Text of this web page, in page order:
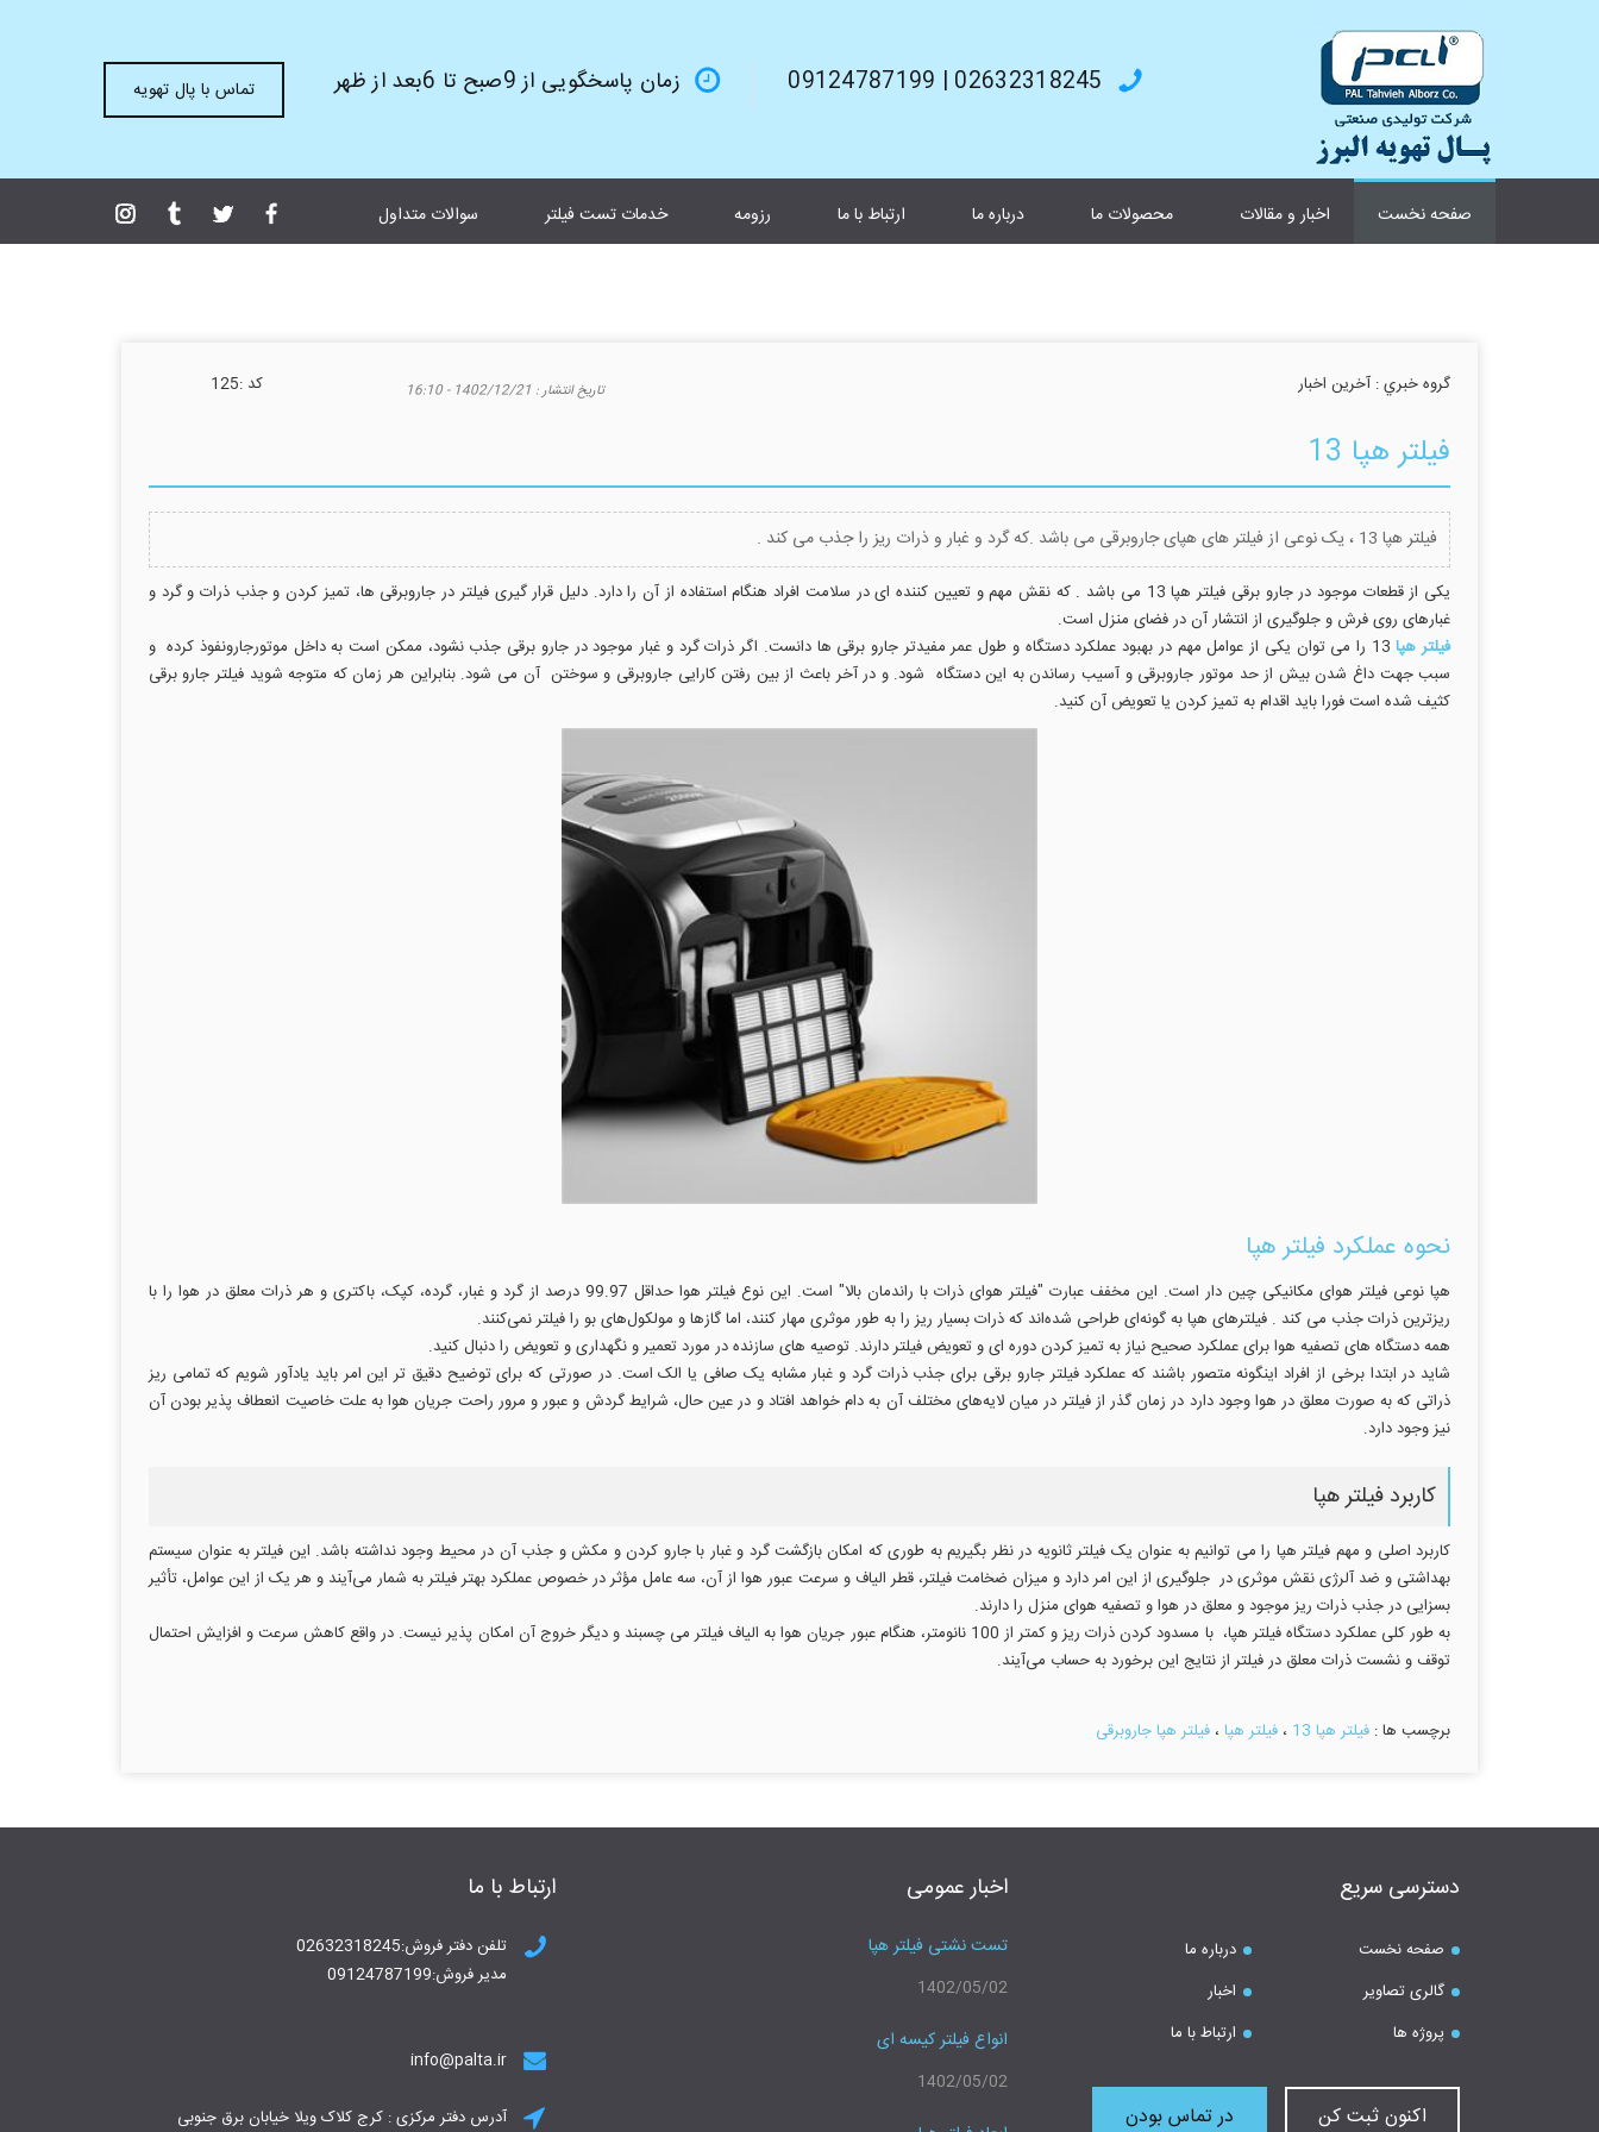
02632318245 | 09124787199 زمان پاسخگویی از 9صبح تا 6بعد از ظهر تماس با پال تهویه
صفحه نخست اخبار و مقالات محصولات ما درباره ما ارتباط با ما رزومه خدمات تست فیلتر سوالات متداول
گروه خبري : آخرین اخبار تاريخ انتشار : 1402/12/21 - 16:10 كد :125
فیلتر هپا 13
فیلتر هپا 13 ، یک نوعی از فیلتر های هپای جاروبرقی می باشد .که گرد و غبار و ذرات ریز را جذب می کند .
یکی از قطعات موجود در جارو برقی فیلتر هپا 13 می باشد . که نقش مهم و تعیین کننده ای در سلامت افراد هنگام استفاده از آن را دارد. دلیل قرار گیری فیلتر در جاروبرقی ها، تمیز کردن و جذب ذرات و گرد و
غبارهای روی فرش و جلوگیری از انتشار آن در فضای منزل است.
فیلتر هپا
13 را می توان یکی از عوامل مهم در بهبود عملکرد دستگاه و طول عمر مفیدتر جارو برقی ها دانست. اگر ذرات گرد و غبار موجود در جارو برقی جذب نشود، ممکن است به داخل موتورجارونفوذ کرده و
سبب جهت داغ شدن بیش از حد موتور جاروبرقی و آسیب رساندن به این دستگاه شود. و در آخر باعث از بین رفتن کارایی جاروبرقی و سوختن آن می شود. بنابراین هر زمان که متوجه شوید فیلتر جارو برقی
کثیف شده است فورا باید اقدام به تمیز کردن یا تعویض آن کنید.
نحوه عملکرد فیلتر هپا
هپا نوعی فیلتر هوای مکانیکی چین دار است. این مخفف عبارت "فیلتر هوای ذرات با راندمان بالا" است. این نوع فیلتر هوا حداقل 99.97 درصد از گرد و غبار، گرده، کپک، باکتری و هر ذرات معلق در هوا را با
ریزترین ذرات جذب می کند . فیلترهای هپا به گونه‌ای طراحی شده‌اند که ذرات بسیار ریز را به طور موثری مهار کنند، اما گازها و مولکول‌های بو را فیلتر نمی‌کنند.
همه دستگاه های تصفیه هوا برای عملکرد صحیح نیاز به تمیز کردن دوره ای و تعویض فیلتر دارند. توصیه های سازنده در مورد تعمیر و نگهداری و تعویض را دنبال کنید.
شاید در ابتدا برخی از افراد اینگونه متصور باشند که عملکرد فیلتر جارو برقی برای جذب ذرات گرد و غبار مشابه یک صافی یا الک است. در صورتی که برای توضیح دقیق تر این امر باید یادآور شویم که تمامی ریز
ذراتی که به صورت معلق در هوا وجود دارد در زمان گذر از فیلتر در میان لایه‌های مختلف آن به دام خواهد افتاد و در عین حال، شرایط گردش و عبور و مرور راحت جریان هوا به علت خاصیت انعطاف پذیر بودن آن
نیز وجود دارد.
کاربرد فیلتر هپا
کاربرد اصلی و مهم فیلتر هپا را می توانیم به عنوان یک فیلتر ثانویه در نظر بگیریم به طوری که امکان بازگشت گرد و غبار با جارو کردن و مکش و جذب آن در محیط وجود نداشته باشد. این فیلتر به عنوان سیستم
بهداشتی و ضد آلرژی نقش موثری در جلوگیری از این امر دارد و میزان ضخامت فیلتر، قطر الیاف و سرعت عبور هوا از آن، سه عامل مؤثر در خصوص عملکرد بهتر فیلتر به شمار می‌آیند و هر یک از این عوامل، تأثیر
بسزایی در جذب ذرات ریز موجود و معلق در هوا و تصفیه‌ هوای منزل را دارند.
به طور کلی عملکرد دستگاه فیلتر هپا، با مسدود کردن ذرات ریز و کمتر از 100 نانومتر، هنگام عبور جریان هوا به الیاف فیلتر می چسبند و دیگر خروج آن‌ امکان پذیر نیست. در واقع کاهش سرعت و افزایش احتمال
توقف و نشست ذرات معلق در فیلتر از نتایج این برخورد به حساب می‌آیند.
برچسب ها : فیلتر هپا 13 ، فیلتر هپا، فیلتر هپا جاروبرقی
دسترسی سریع
صفحه نخست
درباره ما
گالری تصاویر
اخبار
پروژه ها
ارتباط با ما
اکنون ثبت کن در تماس بودن
اخبار عمومی
تست نشتی فیلتر هپا
1402/05/02
انواع فیلتر کیسه ای
1402/05/02
ارتباط با ما
تلفن دفتر فروش:02632318245
مدیر فروش:09124787199
info@palta.ir
آدرس دفتر مرکزی : کرج کلاک ویلا خیابان برق جنوبی